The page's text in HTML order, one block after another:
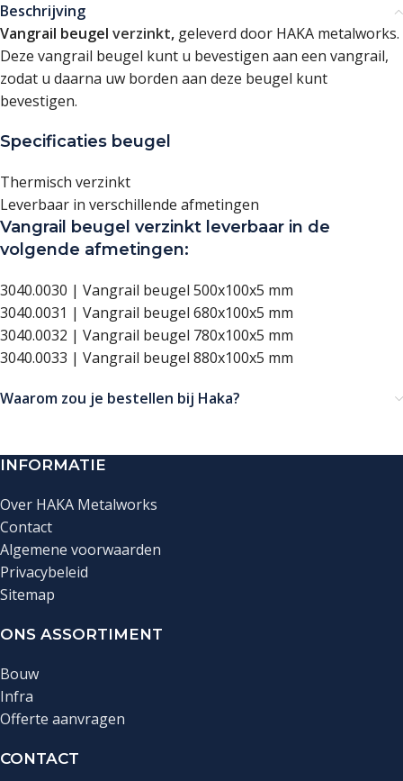
Beschrijving
Vangrail beugel verzinkt, geleverd door HAKA metalworks.
Deze vangrail beugel kunt u bevestigen aan een vangrail,
zodat u daarna uw borden aan deze beugel kunt
bevestigen.
Specificaties beugel
Thermisch verzinkt
Leverbaar in verschillende afmetingen
Vangrail beugel verzinkt leverbaar in de
volgende afmetingen:
3040.0030 | Vangrail beugel 500x100x5 mm
3040.0031 | Vangrail beugel 680x100x5 mm
3040.0032 | Vangrail beugel 780x100x5 mm
3040.0033 | Vangrail beugel 880x100x5 mm
Waarom zou je bestellen bij Haka?
INFORMATIE
Over HAKA Metalworks
Contact
Algemene voorwaarden
Privacybeleid
Sitemap
ONS ASSORTIMENT
Bouw
Infra
Offerte aanvragen
CONTACT